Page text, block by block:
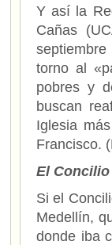
Y así la
Cañas
torno al
pobres y
buscan
Iglesia
Francisco.
El
Si el
Medellín,
donde iba